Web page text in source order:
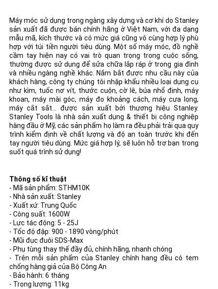
Máy móc sử dụng trong ngàng xây dựng và cơ khí do Stanley
sản xuất đã được bán chính hãng ở Việt Nam, với đa dạng
mẫu mã, kích thước và có mức giá cũng vô cùng hợp lý phù
hợp với túi tiền người tiêu dùng. Một số máy móc, đồ nghề
cầm tay hiện nay có vai trò quan trọng trong cuộc sống,
thường được sử dụng để sửa chữa lắp ráp ở trong gia đình
và nhiều ngàng nghề khác. Nắm bắt được nhu cầu này của
khách hàng, công ty chúng tôi nhập khẩu nhiều loại dụng cụ
như kìm, tuốc nơ vít, thước cuộn, cờ lê, búa nhổ đinh, máy
khoan, máy mài góc, máy đo khoảng cách, máy cưa lọng,
máy cắt sắt... được sản xuất bởi thương hiệu Stanley.
Stanley Tools là nhà sản xuất dụng & thiết bị công nghiệp
hàng đầu ở Mỹ, các sản phẩm họ làm ra đều phải trải qua quy
trình kiểm định về chất lượng và độ an toàn trước khi đến
tay người tiêu dùng. Mức giá hợp lý, sẽ luôn hỗ trợ bạn trong
suốt quá trình sử dụng!
Thông số kĩ thuật
- Mã sản phẩm: STHM10K
- Nhà sản xuất: Stanley
- Xuất xứ: Trung Quốc
- Công suất: 1600W
- Lực tác động: 5 - 25J
- Tốc độ đập: 900 - 1890 vòng/phút
- Mũi đục đuôi SDS-Max
- Phụ tùng thay thế đầy đủ, chính hãng, nhanh chóng
- Trên mỗi sản phẩm của Stanley chính hang đều có tem
chống hàng giả của Bộ Công An
- Bảo hành: 6 tháng
- Trọng lượng: 11kg